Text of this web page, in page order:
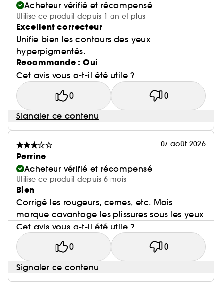
Acheteur vérifié et récompensé
Utilise ce produit depuis 1 an et plus
Excellent correcteur
Unifie bien les contours des yeux
hyperpigmentés.
Recommande : Oui
Cet avis vous a-t-il été utile ?
0 0
Signaler ce contenu
07 août 2026
Perrine
Acheteur vérifié et récompensé
Utilise ce produit depuis 6 mois
Bien
Corrigé les rougeurs, cernes, etc. Mais
marque davantage les plissures sous les yeux
Cet avis vous a-t-il été utile ?
0 0
Signaler ce contenu